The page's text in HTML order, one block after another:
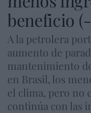
beneficio (-
A la petrolera
aumento de
mantenimiento
en Brasil, los
el clima, pero no
continúa con las